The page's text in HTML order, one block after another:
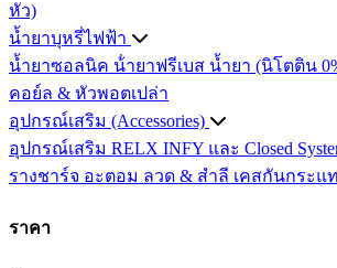
หัว)
น้ำยาบุหรี่ไฟฟ้า
น้ำยาซอลนิค น้ํายาฟรีเบส น้ำยา (นิโตติน
คอย์ล & หัวพอตเปล่า
อุปกรณ์เสริม (Accessories)
อุปกรณ์เสริม RELX INFY และ Closed
รางชาร์จ อะตอม ลวด ​& สำลี เคสกันกระแ
ราคา